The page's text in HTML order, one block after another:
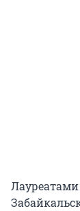
Лауреатами